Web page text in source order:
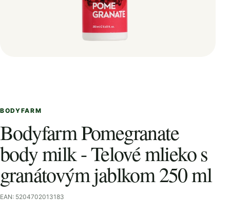
BODYFARM
Bodyfarm Pomegranate
body milk - Telové mlieko s
granátovým jablkom 250 ml
EAN: 5204702013183